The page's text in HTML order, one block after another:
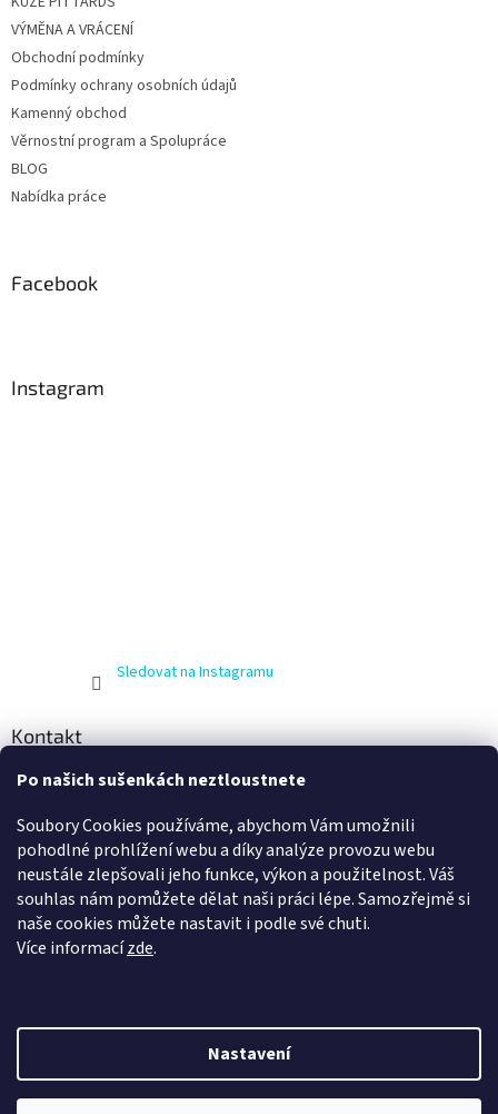
Po našich sušenkách neztloustnete
Soubory Cookies používáme, abychom Vám umožnili
pohodlné prohlížení webu a díky analýze provozu webu
neustále zlepšovali jeho funkce, výkon a použitelnost. Váš
souhlas nám pomůžete dělat naši práci lépe. Samozřejmě si
naše cookies můžete nastavit i podle své chuti.
Více informacízde.
Nastavení
Nechte se odměnit za váš nákup. Věrní zákazníci jsou pro nás to
VÝMĚNA A VRÁCENÍ
Obchodní podmínky
Podmínky ochrany osobních údajů
Kamenný obchod
Věrnostní program a Spolupráce
BLOG
Nabídka práce
Facebook
Instagram
Sledovat na Instagramu
Kontakt
info@zijnaboso.cz
Vivobarefoot Hradec Králové
vivobarefoot_hk
Vytvořil Shoptet